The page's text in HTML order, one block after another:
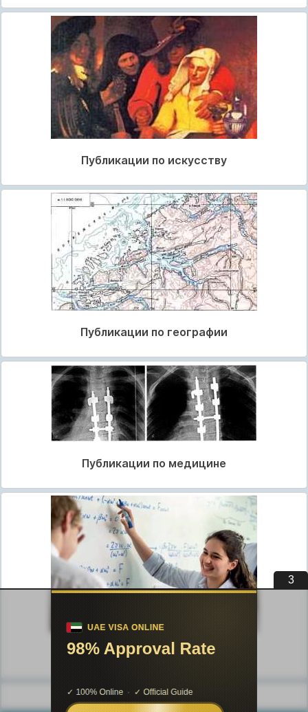
Публикации по искусству
Публикации по географии
Публикации по медицине
Публикации по педагогике
Разделы публикаций
2